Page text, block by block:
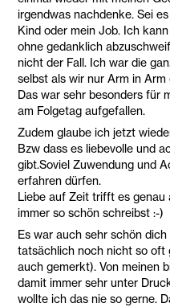
irgendwas nachdenke. Sei
Kind oder mein Job. Ich
ohne gedanklich
nicht der Fall. Ich war die
selbst als wir nur Arm in Arm
Das war sehr besonders für
am Folgetag aufgefallen.
Zudem glaube ich jetzt
Bzw dass es liebevolle und
gibt.Soviel Zuwendung und
erfahren dürfen.
Liebe auf Zeit trifft es genau
immer so schön schreibst :-)
Es war auch sehr schön
tatsächlich noch nicht so oft
auch gemerkt). Von meinen
damit immer sehr unter
wollte ich das nie so gerne.